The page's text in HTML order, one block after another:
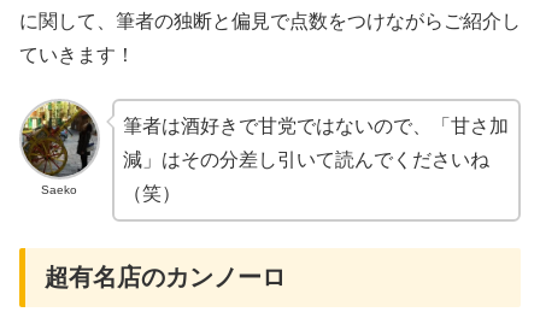
に関して、筆者の独断と偏見で点数をつけながらご紹介し
ていきます！
Saeko
筆者は酒好きで甘党ではないので、「甘さ加
減」はその分差し引いて読んでくださいね
（笑）
超有名店のカンノーロ